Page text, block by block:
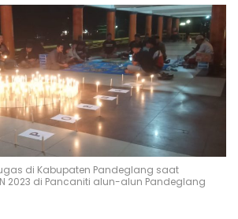
di Kabupaten Pandeglang saat
2023 di Pancaniti alun-alun Pandeglang